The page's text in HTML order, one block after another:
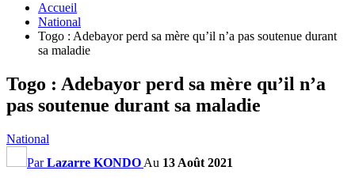
Accueil
National
Togo : Adebayor perd sa mère qu’il n’a pas soutenue durant
sa maladie
Togo : Adebayor perd sa mère qu’il n’a
pas soutenue durant sa maladie
National
ParLazarre KONDO Au 13 Août 2021